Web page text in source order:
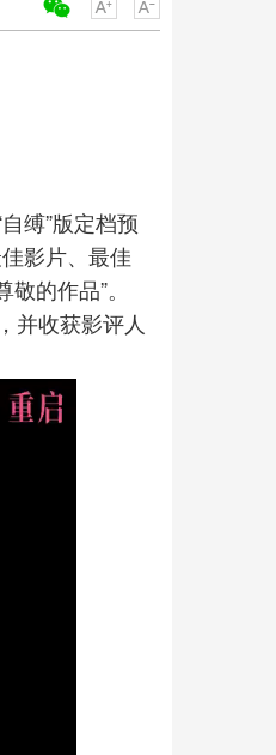
缚”版定档预
影片、最佳
的作品”。
并收获影评人